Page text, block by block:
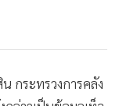
กระทรวงการคลัง